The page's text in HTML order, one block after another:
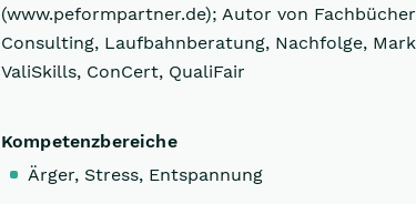
(www.peformpartner.de); Autor von
Consulting, Laufbahnberatung, Nachfolge,
ValiSkills, ConCert, QualiFair
Kompetenzbereiche
Ärger, Stress, Entspannung